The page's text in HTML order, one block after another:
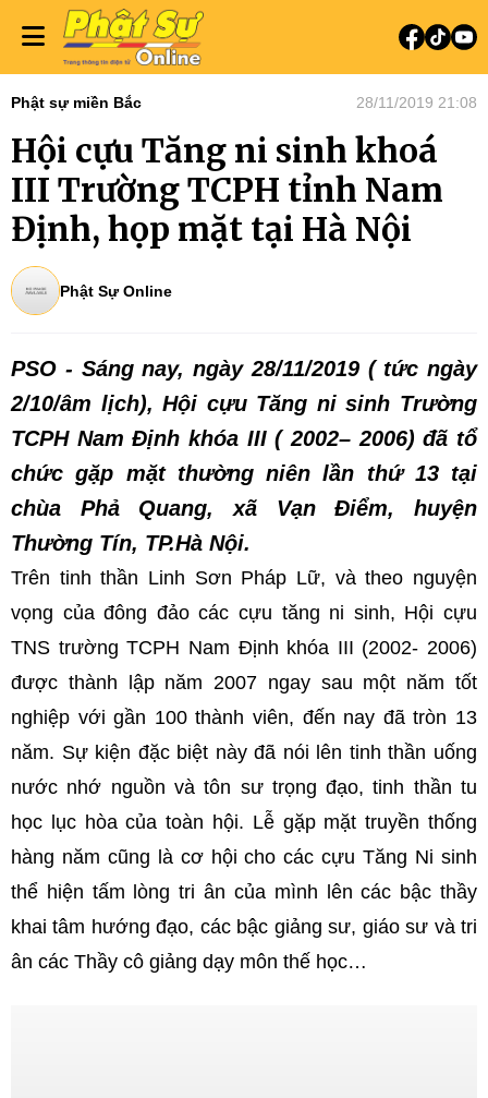
Phật sự miền Bắc 28/11/2019 21:08
Hội cựu Tăng ni sinh khoá
III Trường TCPH tỉnh Nam
Định, họp mặt tại Hà Nội
Phật Sự Online
PSO - Sángnay, ngày 28/11/2019( tức ngày
2/10/âm lịch), Hội cựu Tăng ni sinh Trường
TCPH Nam Định khóa III ( 2002– 2006) đã tổ
chức gặp mặt thường niên lần thứ 13 tại
chùa PhảQuang,xã VạnĐiểm, huyện
Thường Tín, TP.Hà Nội.
Trên tinh thần Linh Sơn Pháp Lữ, và theo nguyện
vọng của đông đảo các cựu tăng ni sinh, Hội cựu
TNS trường TCPH Nam Định khóa III (2002- 2006)
được thành lập năm 2007 ngay sau một năm tốt
nghiệp với gần 100 thành viên, đến nay đã tròn 13
năm. Sự kiện đặc biệt này đã nói lên tinh thần uống
nước nhớ nguồn và tôn sư trọng đạo, tinh thần tu
học lục hòa của toàn hội. Lễ gặp mặt truyền thống
hàng năm cũng là cơ hội cho các cựu Tăng Ni sinh
thể hiện tấm lòng tri ân của mình lên các bậc thầy
khai tâm hướng đạo, các bậc giảng sư, giáo sư và tri
ân các Thầy cô giảng dạy môn thế học…